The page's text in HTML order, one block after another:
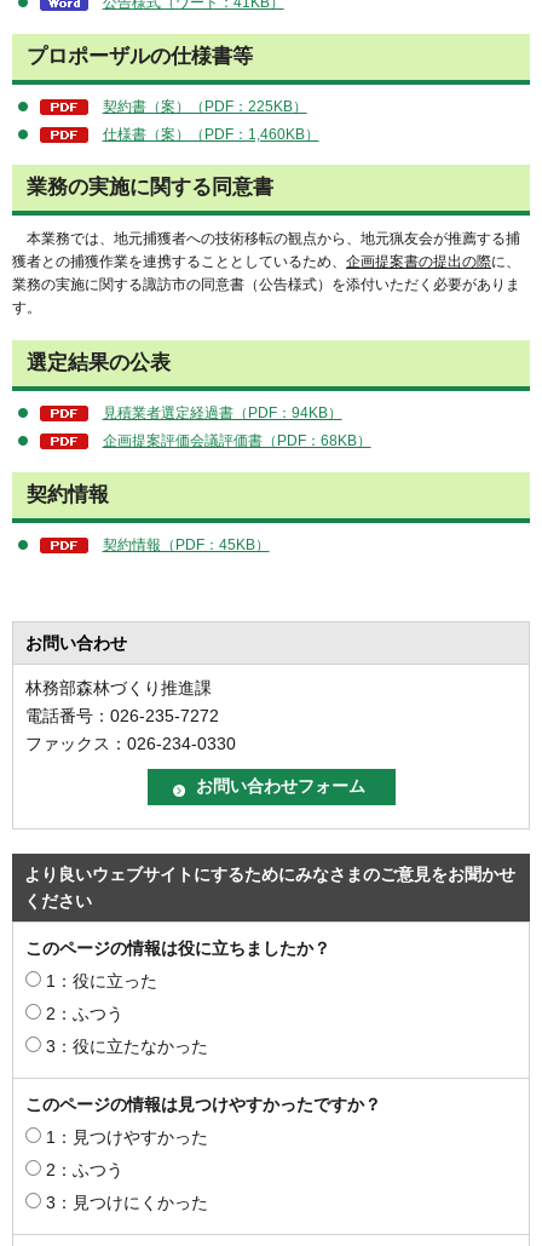
プロポーザルの仕様書等
契約書（案）（PDF：225KB）
仕様書（案）（PDF：1,460KB）
業務の実施に関する同意書
本業務では、地元捕獲者への技術移転の観点から、地元猟友会が推薦する捕
獲者との捕獲作業を連携することとしているため、 企画提案書の提出の際に、
業務の実施に関する諏訪市の同意書（公告様式）を添付いただく必要がありま
す。
選定結果の公表
見積業者選定経過書（PDF：94KB）
企画提案評価会議評価書（PDF：68KB）
契約情報
契約情報（PDF：45KB）
お問い合わせ
林務部森林づくり推進課
電話番号：026-235-7272
ファックス：026-234-0330
より良いウェブサイトにするためにみなさまのご意見をお聞かせ
ください
このページの情報は役に立ちましたか？
1：役に立った
2：ふつう
3：役に立たなかった
このページの情報は見つけやすかったですか？
1：見つけやすかった
2：ふつう
3：見つけにくかった